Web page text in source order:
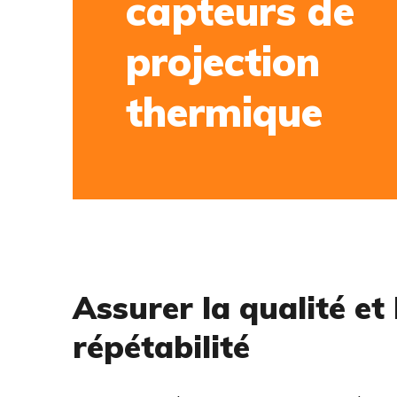
capteurs de
projection
thermique
Assurer la qualité et
répétabilité